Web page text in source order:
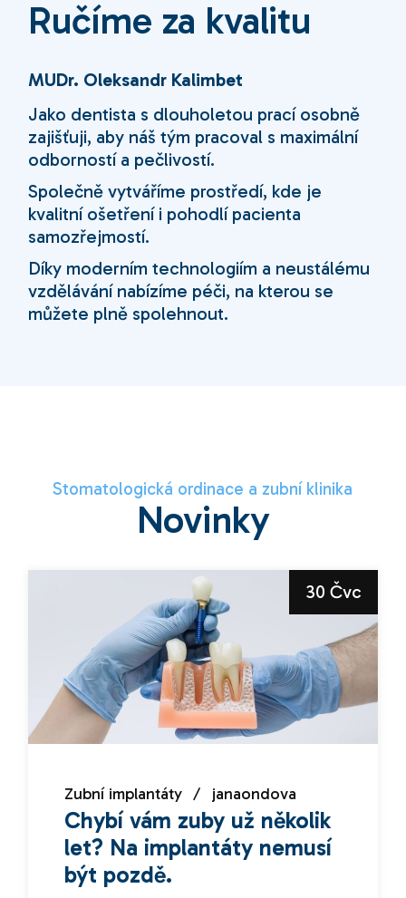
Ručíme za kvalitu
MUDr. Oleksandr Kalimbet
Jako dentista s dlouholetou prací osobně
zajišťuji, aby náš tým pracoval s maximální
odborností a pečlivostí.
Společně vytváříme prostředí, kde je
kvalitní ošetření i pohodlí pacienta
samozřejmostí.
Díky moderním technologiím a neustálému
vzdělávání nabízíme péči, na kterou se
můžete plně spolehnout.
Stomatologická ordinace a zubní klinika
Novinky
30 Čvc
Zubní implantáty janaondova
Chybí vám zuby už několik
let? Na implantáty nemusí
být pozdě.